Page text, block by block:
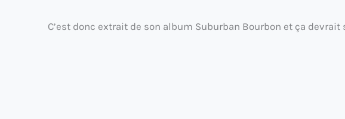
C’est donc extrait de son album Suburban Bourbon et ça